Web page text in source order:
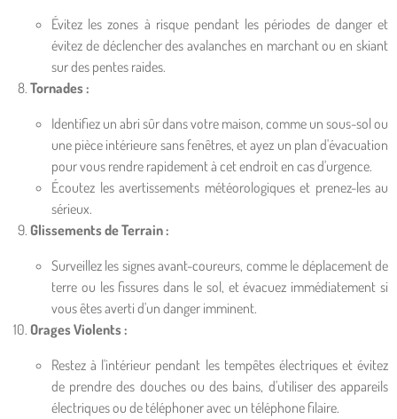
Évitez les zones à risque pendant les périodes de danger et
évitez de déclencher des avalanches en marchant ou en skiant
sur des pentes raides.
Tornades :
Identifiez un abri sûr dans votre maison, comme un sous-sol ou
une pièce intérieure sans fenêtres, et ayez un plan d'évacuation
pour vous rendre rapidement à cet endroit en cas d'urgence.
Écoutez les avertissements météorologiques et prenez-les au
sérieux.
Glissements de Terrain :
Surveillez les signes avant-coureurs, comme le déplacement de
terre ou les fissures dans le sol, et évacuez immédiatement si
vous êtes averti d'un danger imminent.
Orages Violents :
Restez à l'intérieur pendant les tempêtes électriques et évitez
de prendre des douches ou des bains, d'utiliser des appareils
électriques ou de téléphoner avec un téléphone filaire.